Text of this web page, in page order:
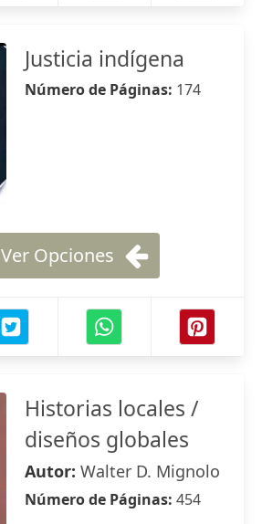
Justicia indígena
Número de Páginas: 174
Ver Opciones
Historias locales /
diseños globales
Autor: Walter D. Mignolo
Número de Páginas: 454